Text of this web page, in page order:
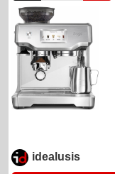
idealusis